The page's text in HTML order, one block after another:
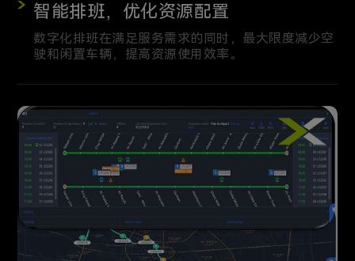
智能排班，优化资源配置
数字化排班在满足服务需求的同时，最大限度减少空
驶和闲置车辆，提高资源使用效率。